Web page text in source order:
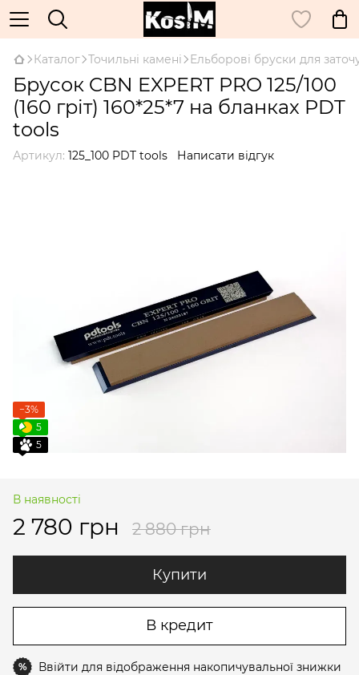
Каталог Точильні камені Ельборові бруски для
Брусок CBN EXPERT PRO 125/100
(160 гріт) 160*25*7 на бланках PDT
tools
Артикул: 125_100 PDT tools Написати відгук
−3%
5
5
В наявності
2 780 грн 2 880 грн
Купити
В кредит
% Ввійти для відображення накопичувальної знижки